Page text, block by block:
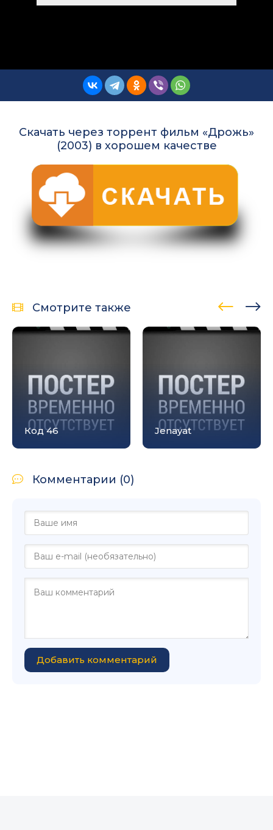
Скачать через торрент фильм «Дрожь»
(2003) в хорошем качестве
Смотрите также
Код 46 Jenayat
Комментарии (0)
Добавить комментарий